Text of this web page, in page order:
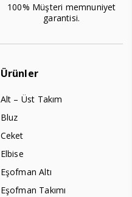
100% Müşteri memnuniyet
garantisi.
Ürünler
Alt – Üst Takım
Bluz
Ceket
Elbise
Eşofman Altı
Eşofman Takımı